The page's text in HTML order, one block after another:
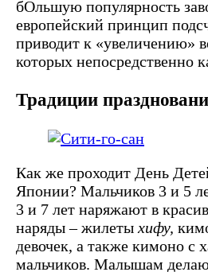
бОльшую популярность
европейский принцип
приводит к «увеличению»
которых непосредственно
Традиции
Как же проходит День
Японии? Мальчиков 3 и 5
3 и 7 лет наряжают в
наряды – жилеты хифу,
девочек, а также кимоно с
мальчиков. Малышам